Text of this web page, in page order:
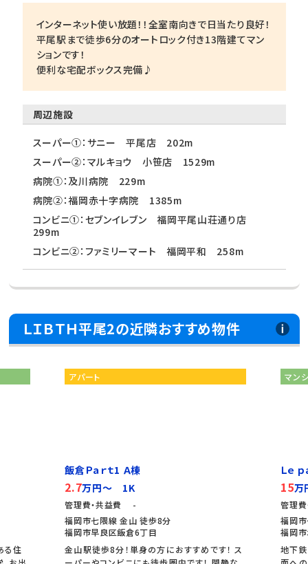
インターネット使い放題！！全室南向きで日当たり良好！
平尾駅まで徒歩6分のオートロック付き13階建てマン
ションです！
便利な宅配ボックス完備♪
周辺施設
スーパー①：サニー 平尾店 202m
スーパー②：マルキョウ 小笹店 1529m
病院①：及川病院 229m
病院②：福岡赤十字病院 1385m
コンビニ①：セブンイレブン 福岡平尾山荘通り店
299m
コンビニ②：ファミリーマート 福岡平和 258m
ＬＩＢＴＨ平尾2の近隣おすすめ物件
隈線 金山 徒歩8分
歩8分！単身の方におすすめです！ ス
管理費・共益費 7,000円
福岡市七隈線 茶山 徒歩10分
地下鉄七隈線「茶山駅」から徒